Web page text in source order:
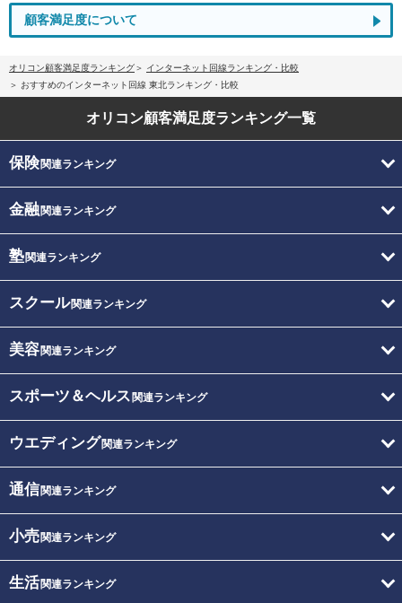
顧客満足度について
オリコン顧客満足度ランキング
インターネット回線ランキング・比較
おすすめのインターネット回線 東北ランキング・比較
オリコン顧客満足度ランキング一覧
保険関連ランキング
金融関連ランキング
塾関連ランキング
スクール関連ランキング
美容関連ランキング
スポーツ＆ヘルス 関連ランキング
ウエディング関連ランキング
通信関連ランキング
小売関連ランキング
生活関連ランキング